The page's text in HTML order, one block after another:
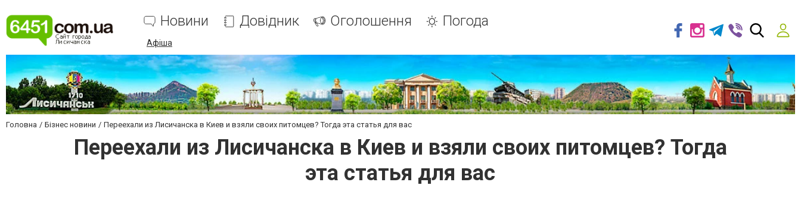
Новини Довідник Оголошення Погода
Афіша
Головна Бізнес новини Переехали из Лисичанска в Киев и взяли своих питомцев? Тогда эта статья для вас
Переехали из Лисичанска в Киев и взяли своих питомцев? Тогда
эта статья для вас